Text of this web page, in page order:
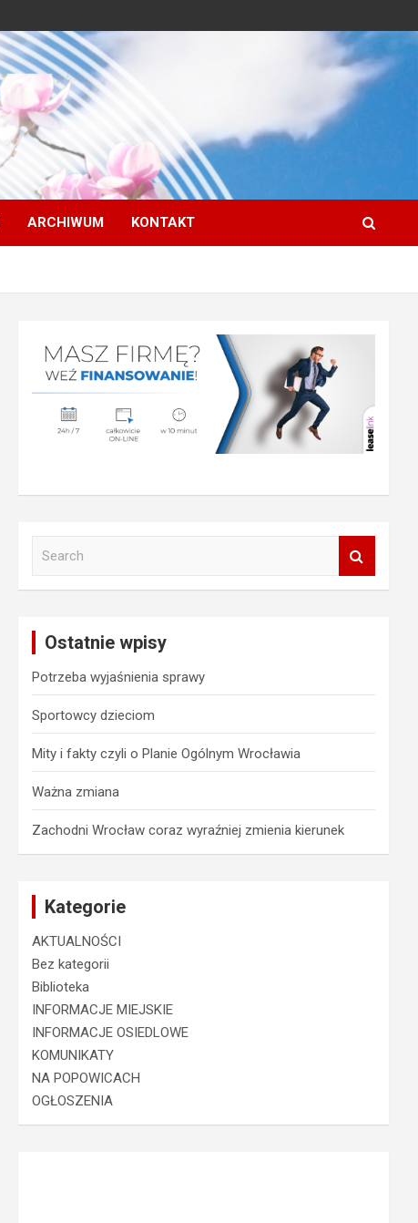
ARCHIWUM KONTAKT
Ostatnie wpisy
Potrzeba wyjaśnienia sprawy
Sportowcy dzieciom
Mity i fakty czyli o Planie Ogólnym Wrocławia
Ważna zmiana
Zachodni Wrocław coraz wyraźniej zmienia kierunek
Kategorie
AKTUALNOŚCI
Bez kategorii
Biblioteka
INFORMACJE MIEJSKIE
INFORMACJE OSIEDLOWE
KOMUNIKATY
NA POPOWICACH
OGŁOSZENIA